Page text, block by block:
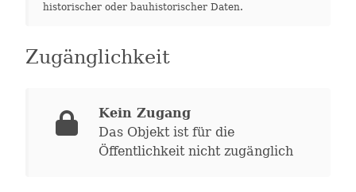
historischer oder bauhistorischer Daten.
Zugänglichkeit
Kein Zugang
Das Objekt ist für die
Öffentlichkeit nicht zugänglich